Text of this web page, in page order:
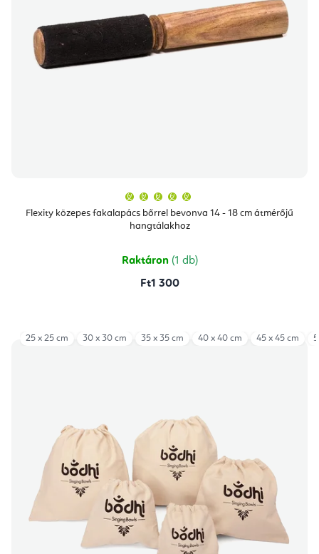
Flexity közepes fakalapács bőrrel bevonva 14 - 18 cm átmérőjű
hangtálakhoz
átlagos
értékelése
csillag.
Raktáron (1 db)
Ft1 300
25 x 25 cm 30 x 30 cm 35 x 35 cm 40 x 40 cm 45 x 45 cm